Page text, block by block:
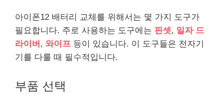
아이폰12 배터리 교체를 위해서는 몇 가지 도구가
필요합니다. 주로 사용하는 도구에는 핀셋, 일자 드
라이버 , 와이프 등이 있습니다. 이 도구들은 전자기
기를 다룰 때 필수적입니다.
부품 선택